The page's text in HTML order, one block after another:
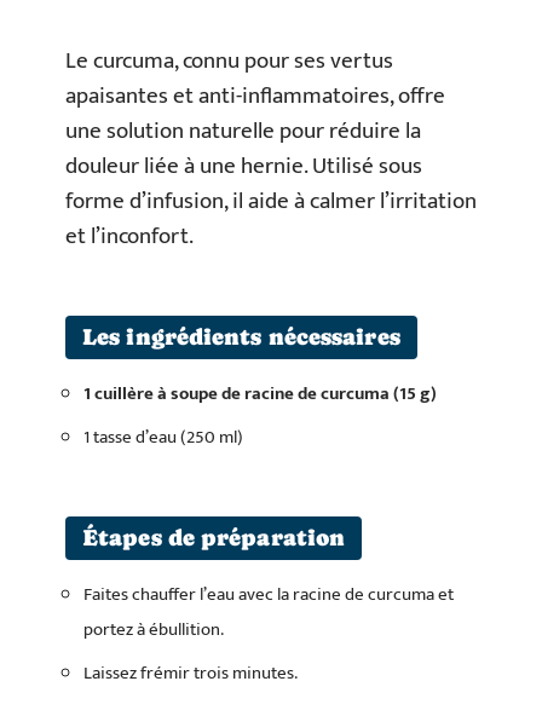
Le curcuma, connu pour ses vertus
apaisantes et anti-inflammatoires, offre
une solution naturelle pour réduire la
douleur liée à une hernie. Utilisé sous
forme d’infusion, il aide à calmer l’irritation
et l’inconfort.
Les ingrédients nécessaires
1 cuillère à soupe de racine de curcuma (15 g)
1 tasse d’eau (250 ml)
Étapes de préparation
Faites chauffer l’eau avec la racine de curcuma et
portez à ébullition.
Laissez frémir trois minutes.